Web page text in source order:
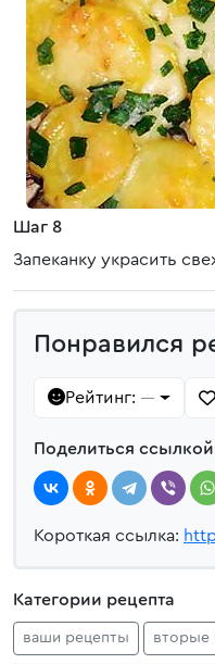
Шаг 8
Запеканку украсить
Понравился
Рейтинг: —
Поделиться
Короткая ссылка:
Категории рецепта
ваши рецепты вторые